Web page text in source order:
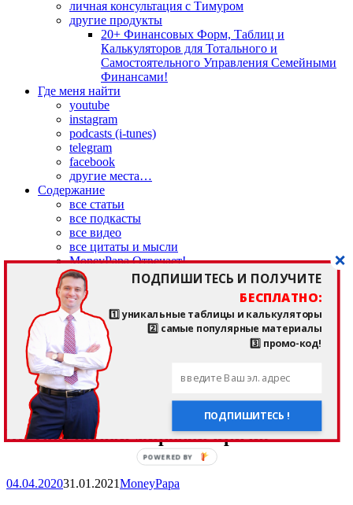
личная консультация с Тимуром
другие продукты
20+ Финансовых Форм, Таблиц и
Калькуляторов для Тотального и
Самостоятельного Управления Семейными
Финансами!
Где меня найти
youtube
instagram
podcasts (i-tunes)
telegram
facebook
другие места…
Содержание
все статьи
все подкасты
все видео
все цитаты и мысли
MoneyPapa Отвечает!
О MoneyPapa
кто такой Тимур Мазаев, MoneyPapa?!
отзывы подписчиков и клиентов
——————————
мои любимые приложения и сайты
последние прочитанные книги
страничка здоровья и спорта
——————————
мои партнеры
мои контакты
Метка:новый мировой кризис
04.04.202031.01.2021MoneyPapa
ПОДПИШИТЕСЬ !
ПОДПИШИТЕСЬ И ПОЛУЧИТЕ
БЕСПЛАТНО:
1️⃣ уникальные таблицы и калькуляторы
2️⃣ самые популярные материалы
3️⃣ промо-код!
POWERED BY